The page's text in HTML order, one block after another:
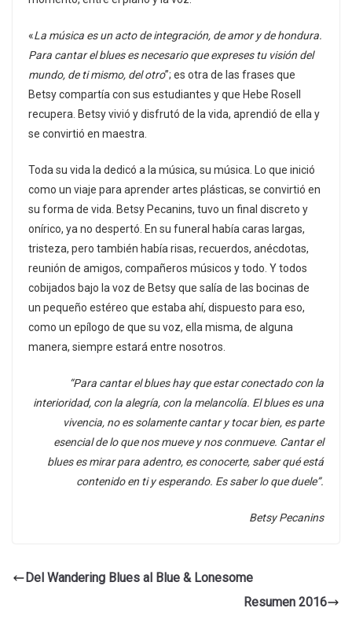
«La música es un acto de integración, de amor y de hondura.
Para cantar el blues es necesario que expreses tu visión del
mundo, de ti mismo, del otro”; es otra de las frases que
Betsy compartía con sus estudiantes y que Hebe Rosell
recupera. Betsy vivió y disfrutó de la vida, aprendió de ella y
se convirtió en maestra.
Toda su vida la dedicó a la música, su música. Lo que inició
como un viaje para aprender artes plásticas, se convirtió en
su forma de vida. Betsy Pecanins, tuvo un final discreto y
onírico, ya no despertó. En su funeral había caras largas,
tristeza, pero también había risas, recuerdos, anécdotas,
reunión de amigos, compañeros músicos y todo. Y todos
cobijados bajo la voz de Betsy que salía de las bocinas de
un pequeño estéreo que estaba ahí, dispuesto para eso,
como un epílogo de que su voz, ella misma, de alguna
manera, siempre estará entre nosotros.
“Para cantar el blues hay que estar conectado con la
interioridad, con la alegría, con la melancolía. El blues es una
vivencia, no es solamente cantar y tocar bien, es parte
esencial de lo que nos mueve y nos conmueve. Cantar el
blues es mirar para adentro, es conocerte, saber qué está
contenido en ti y esperando. Es saber lo que duele”.
Betsy Pecanins
Del Wandering Blues al Blue & Lonesome
Resumen 2016